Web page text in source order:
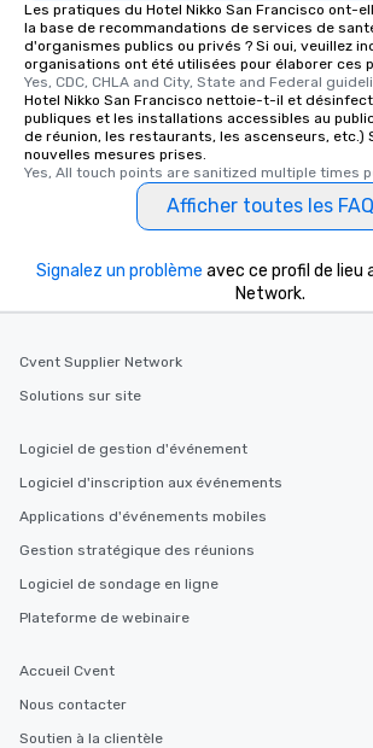
Les pratiques du Hotel Nikko San Francisco ont-
la base de recommandations de services de
d'organismes publics ou privés ? Si oui, veuillez
organisations ont été utilisées pour élaborer ces
Yes, CDC, CHLA and City, State and Federal
Hotel Nikko San Francisco nettoie-t-il et
publiques et les installations accessibles au
de réunion, les restaurants, les ascenseurs, etc.)
nouvelles mesures prises.
Yes, All touch points are sanitized multiple times
Afficher toutes les FAQ
Signalez un problème avec ce profil de lieu
Network.
Cvent Supplier Network
Solutions sur site
Logiciel de gestion d'événement
Logiciel d'inscription aux événements
Applications d'événements mobiles
Gestion stratégique des réunions
Logiciel de sondage en ligne
Plateforme de webinaire
Accueil Cvent
Nous contacter
Soutien à la clientèle